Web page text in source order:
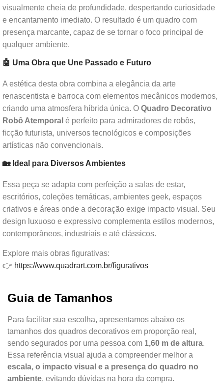
visualmente cheia de profundidade, despertando curiosidade
e encantamento imediato. O resultado é um quadro com
presença marcante, capaz de se tornar o foco principal de
qualquer ambiente.
🤖 Uma Obra que Une Passado e Futuro
A estética desta obra combina a elegância da arte
renascentista e barroca com elementos mecânicos modernos,
criando uma atmosfera híbrida única. O Quadro Decorativo
Robô Atemporal é perfeito para admiradores de robôs,
ficção futurista, universos tecnológicos e composições
artísticas não convencionais.
🏡 Ideal para Diversos Ambientes
Essa peça se adapta com perfeição a salas de estar,
escritórios, coleções temáticas, ambientes geek, espaços
criativos e áreas onde a decoração exige impacto visual. Seu
design luxuoso e expressivo complementa estilos modernos,
contemporâneos, industriais e até clássicos.
Explore mais obras figurativas:
👉 https://www.quadrart.com.br/figurativos
Guia de Tamanhos
Para facilitar sua escolha, apresentamos abaixo os
tamanhos dos quadros decorativos em proporção real,
sendo segurados por uma pessoa com 1,60 m de altura.
Essa referência visual ajuda a compreender melhor a
escala, o impacto visual e a presença do quadro no
ambiente, evitando dúvidas na hora da compra.